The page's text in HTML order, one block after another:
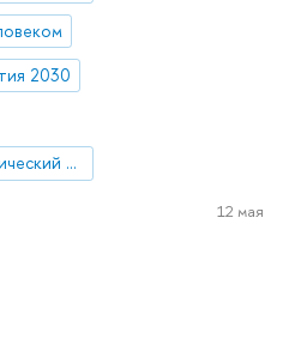
2030
Стратегический технологический проект «Национальный центр социально-экономического и научно-технологического прогнозирования»
12 мая